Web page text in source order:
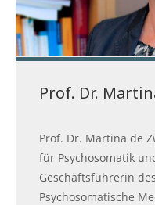
Prof. Dr.
Prof. Dr. Martina de
für Psychosomatik
Geschäftsführerin
Psychosomatische